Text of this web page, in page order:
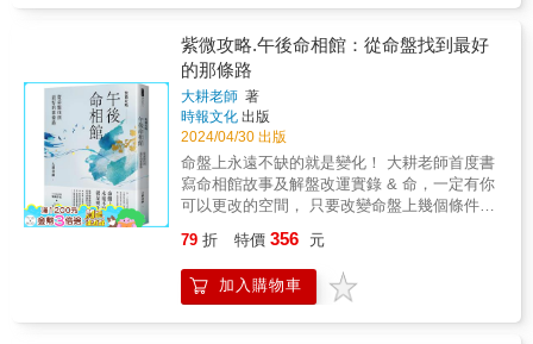
http://www.pressstore.com.tw/freereading/
造成學習上障礙。作者用研究紫微斗數已超過
三十年的經驗，加上生活中實際的驗證，蒐集
各類星性特質心來編輯此書，希望能對後起之
秀有些許幫助。 & 本書依斗數命理系統編排成
一百四十四個命盤結構，因地支子午、丑未、
寅申、卯酉、辰戌、巳亥相對應，故可濃縮成
七十二個命盤，將斗數十四主星置入在這七十
二命盤中，再加上六吉、祿、馬六煞星曜、生
年四化星及部份常用甲乙級星，配合十天干融
入組合產生之命盤上之變化，不管男女任何生
的一生斗數的十二宮位，全部在一個章節銓
釋，讓讀者一次就能輕鬆將命盤解讀完，也就
是說有了此書，您也是小諸葛可為人解惑，更
紫微攻略.午後命相館：從命盤找到最好
的那條路
大耕老師 著
時報文化 出版
2024/04/30 出版
命盤上永遠不缺的就是變化！ 大耕老師首度書
寫命相館故事及解盤改運實錄 & 命，一定有你
可以更改的空間， 只要改變命盤上幾個條件，
怎樣的人生呢？ & 靜謐的巷弄裡，佇立著一間
不起眼的老建築「午後命相館」 午後開張，黃
昏前打烊，只接待30歲以後、65歲以前的客
79 折 特價 356 元
加入購物車